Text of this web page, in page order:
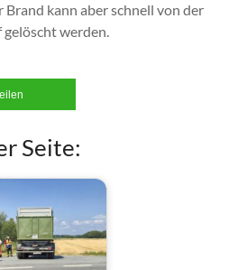
kann aber schnell von der
werden.
Seite: